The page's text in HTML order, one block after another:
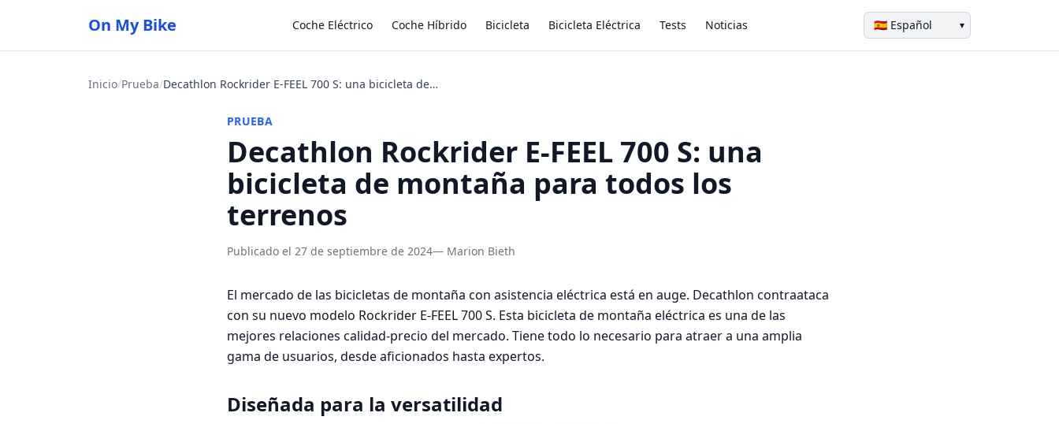
On My Bike Coche Eléctrico Coche Híbrido Bicicleta Bicicleta Eléctrica Tests Noticias ▾
Inicio/Prueba/ Decathlon Rockrider E-FEEL 700 S: una bicicleta de montaña para todos los terrenos
PRUEBA
Decathlon Rockrider E-FEEL 700 S: una
bicicleta de montaña para todos los
terrenos
Publicado el 27 de septiembre de 2024— Marion Bieth
El mercado de las bicicletas de montaña con asistencia eléctrica está en auge. Decathlon contraataca
con su nuevo modelo Rockrider E-FEEL 700 S. Esta bicicleta de montaña eléctrica es una de las
mejores relaciones calidad-precio del mercado. Tiene todo lo necesario para atraer a una amplia
gama de usuarios, desde aficionados hasta expertos.
Diseñada para la versatilidad